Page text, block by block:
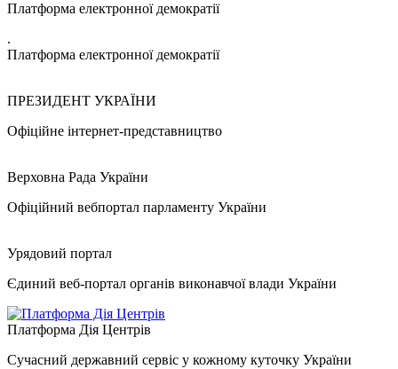
Платформа електронної демократії
.
Платформа електронної демократії
ПРЕЗИДЕНТ УКРАЇНИ
Офіційне інтернет-представництво
Верховна Рада України
Офіційний вебпортал парламенту України
Урядовий портал
Єдиний веб-портал органів виконавчої влади України
Платформа Дія Центрів
Сучасний державний сервіс у кожному куточку України